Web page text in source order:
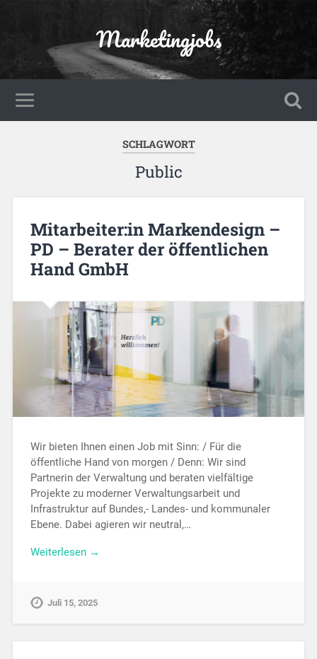
Marketingjobs
SCHLAGWORT
Public
Mitarbeiter:in Markendesign –
PD – Berater der öffentlichen
Hand GmbH
Wir bieten Ihnen einen Job mit Sinn: / Für die
öffentliche Hand von morgen / Denn: Wir sind
Partnerin der Verwaltung und beraten vielfältige
Projekte zu moderner Verwaltungsarbeit und
Infrastruktur auf Bundes,- Landes- und kommunaler
Ebene. Dabei agieren wir neutral,…
Weiterlesen →
Juli 15, 2025